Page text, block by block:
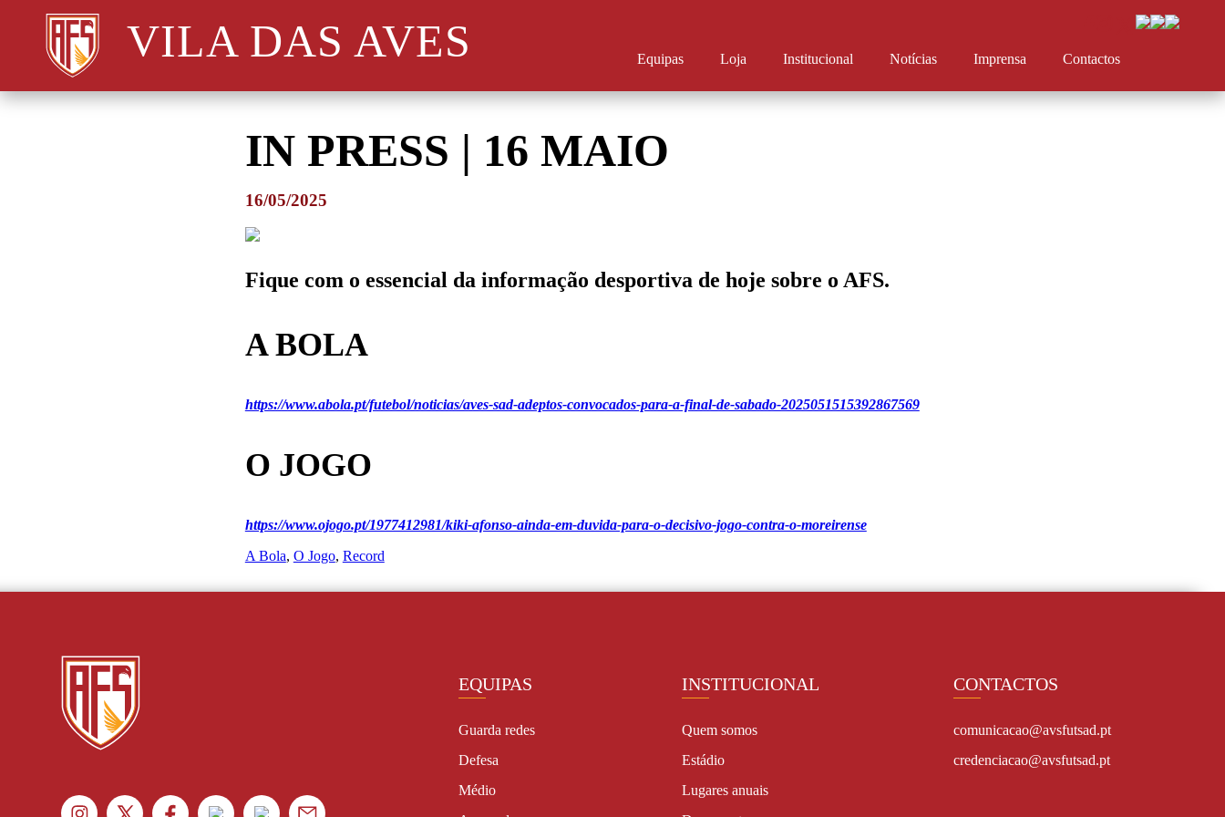
VILA DAS AVES Equipas Loja Institucional Notícias Imprensa Contactos
IN PRESS | 16 MAIO
16/05/2025
Fique com o essencial da informação desportiva de hoje sobre o AFS.
A BOLA
https://www.abola.pt/futebol/noticias/aves-sad-adeptos-convocados-para-a-final-de-sabado-2025051515392867569
O JOGO
https://www.ojogo.pt/1977412981/kiki-afonso-ainda-em-duvida-para-o-decisivo-jogo-contra-o-moreirense
A Bola, O Jogo, Record
EQUIPAS
Guarda redes
Defesa
Médio
INSTITUCIONAL
Quem somos
Estádio
Lugares anuais
CONTACTOS
comunicacao@avsfutsad.pt
credenciacao@avsfutsad.pt